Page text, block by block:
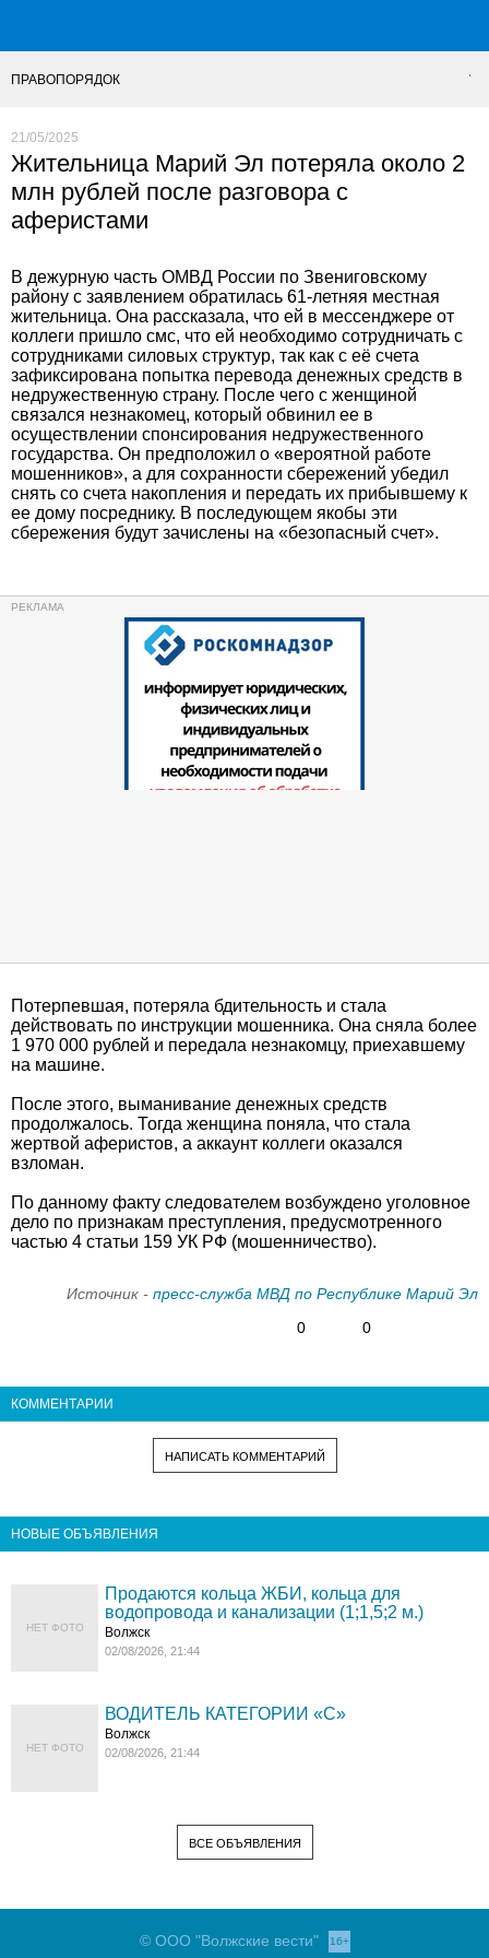
ПРАВОПОРЯДОК
21/05/2025
Жительница Марий Эл потеряла около 2
млн рублей после разговора с
аферистами
В дежурную часть ОМВД России по Звениговскому
району с заявлением обратилась 61-летняя местная
жительница. Она рассказала, что ей в мессенджере от
коллеги пришло смс, что ей необходимо сотрудничать с
сотрудниками силовых структур, так как с её счета
зафиксирована попытка перевода денежных средств в
недружественную страну. После чего с женщиной
связался незнакомец, который обвинил ее в
осуществлении спонсирования недружественного
государства. Он предположил о «вероятной работе
мошенников», а для сохранности сбережений убедил
снять со счета накопления и передать их прибывшему к
ее дому посреднику. В последующем якобы эти
сбережения будут зачислены на «безопасный счет».
Потерпевшая, потеряла бдительность и стала
действовать по инструкции мошенника. Она сняла более
1 970 000 рублей и передала незнакомцу, приехавшему
на машине.
После этого, выманивание денежных средств
продолжалось. Тогда женщина поняла, что стала
жертвой аферистов, а аккаунт коллеги оказался
взломан.
По данному факту следователем возбуждено уголовное
дело по признакам преступления, предусмотренного
частью 4 статьи 159 УК РФ (мошенничество).
Источник - пресс-служба МВД по Республике Марий Эл
0
0
КОММЕНТАРИИ
НАПИСАТЬ КОММЕНТАРИЙ
НОВЫЕ ОБЪЯВЛЕНИЯ
НЕТ ФОТО
Продаются кольца ЖБИ, кольца для
водопровода и канализации (1;1,5;2 м.)
Волжск
02/08/2026, 21:44
НЕТ ФОТО
ВОДИТЕЛЬ КАТЕГОРИИ «C»
Волжск
02/08/2026, 21:44
ВСЕ ОБЪЯВЛЕНИЯ
© ООО "Волжские вести" 16+